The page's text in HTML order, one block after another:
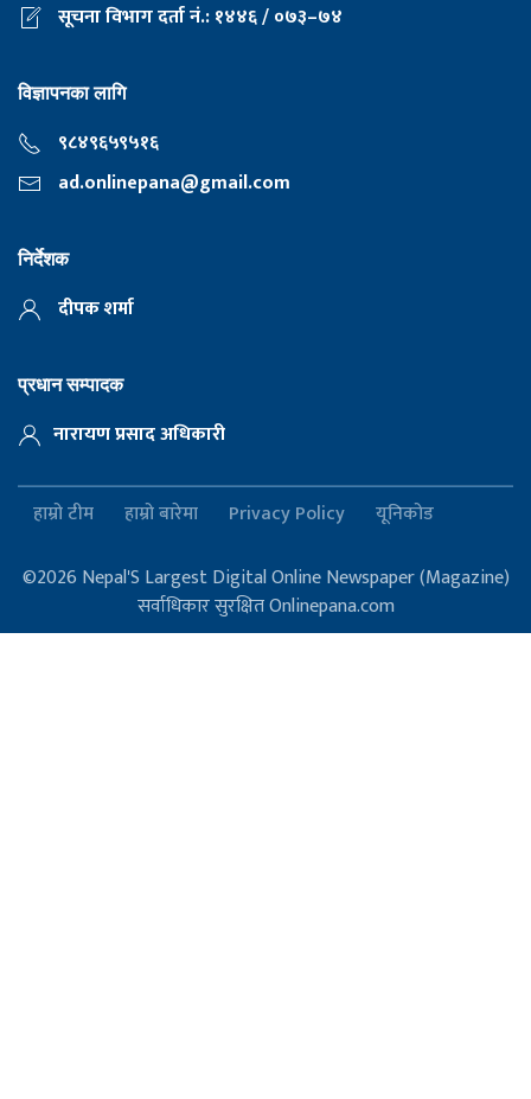
सूचना विभाग दर्ता नं.: १४४६ / ०७३–७४
विज्ञापनका लागि
९८४९६५९५१६
ad.onlinepana@gmail.com
निर्देशक
दीपक शर्मा
प्रधान सम्पादक
नारायण प्रसाद अधिकारी
हाम्रो टीम हाम्रो बारेमा Privacy Policy यूनिकोड
©2026 Nepal'S Largest Digital Online Newspaper (Magazine)
सर्वाधिकार सुरक्षित Onlinepana.com